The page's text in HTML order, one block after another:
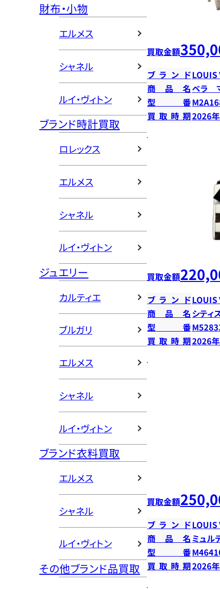
財布・小物
エルメス
シャネル
ルイ・ヴィトン
ブランド時計買取
ロレックス
エルメス
シャネル
ルイ・ヴィトン
ジュエリー
カルティエ
ブルガリ
エルメス
シャネル
ルイ・ヴィトン
ブランド衣料買取
エルメス
シャネル
ルイ・ヴィトン
その他ブランド品買取
買取金額
ブランドLOUIS
商品名ベラ
型番
買取時期2026
買取金額
ブランドLOUIS
商品名 シティ
型番
買取時期2026
買取金額
ブランドLOUIS
商品名 ミュル
型番
買取時期2026